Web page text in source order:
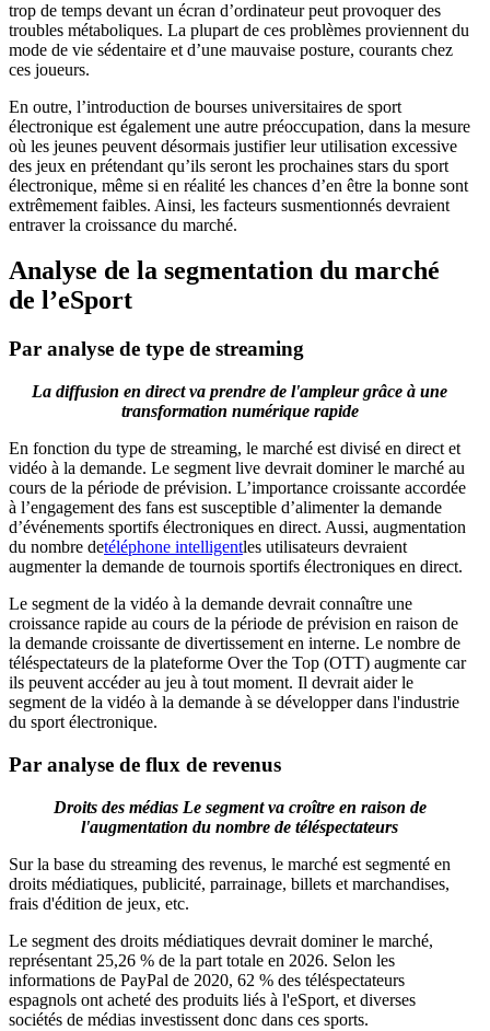
trop de temps devant un écran d’ordinateur peut provoquer des
troubles métaboliques. La plupart de ces problèmes proviennent du
mode de vie sédentaire et d’une mauvaise posture, courants chez
ces joueurs.
En outre, l’introduction de bourses universitaires de sport
électronique est également une autre préoccupation, dans la mesure
où les jeunes peuvent désormais justifier leur utilisation excessive
des jeux en prétendant qu’ils seront les prochaines stars du sport
électronique, même si en réalité les chances d’en être la bonne sont
extrêmement faibles. Ainsi, les facteurs susmentionnés devraient
entraver la croissance du marché.
Analyse de la segmentation du marché
de l’eSport
Par analyse de type de streaming
La diffusion en direct va prendre de l'ampleur grâce à une
transformation numérique rapide
En fonction du type de streaming, le marché est divisé en direct et
vidéo à la demande. Le segment live devrait dominer le marché au
cours de la période de prévision. L’importance croissante accordée
à l’engagement des fans est susceptible d’alimenter la demande
d’événements sportifs électroniques en direct. Aussi, augmentation
du nombre detéléphone intelligentles utilisateurs devraient
augmenter la demande de tournois sportifs électroniques en direct.
Le segment de la vidéo à la demande devrait connaître une
croissance rapide au cours de la période de prévision en raison de
la demande croissante de divertissement en interne. Le nombre de
téléspectateurs de la plateforme Over the Top (OTT) augmente car
ils peuvent accéder au jeu à tout moment. Il devrait aider le
segment de la vidéo à la demande à se développer dans l'industrie
du sport électronique.
Par analyse de flux de revenus
Droits des médias Le segment va croître en raison de
l'augmentation du nombre de téléspectateurs
Sur la base du streaming des revenus, le marché est segmenté en
droits médiatiques, publicité, parrainage, billets et marchandises,
frais d'édition de jeux, etc.
Le segment des droits médiatiques devrait dominer le marché,
représentant 25,26 % de la part totale en 2026. Selon les
informations de PayPal de 2020, 62 % des téléspectateurs
espagnols ont acheté des produits liés à l'eSport, et diverses
sociétés de médias investissent donc dans ces sports.